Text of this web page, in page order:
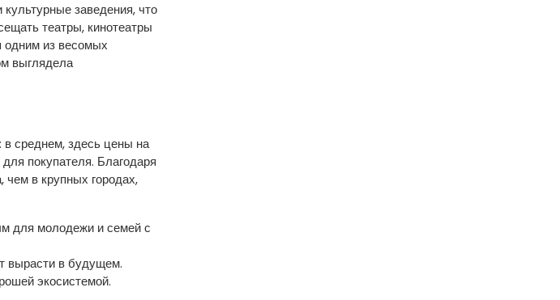
заведения, что
театры, кинотеатры
одним из весомых
выглядела
в среднем, здесь цены на
покупателя. Благодаря
в крупных городах,
для молодежи и семей с
вырасти в будущем.
экосистемой.